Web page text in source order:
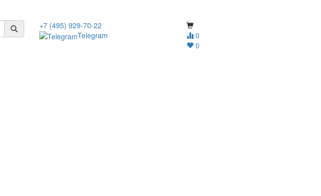
0
0
+7 (495) 929-70-22
Telegram